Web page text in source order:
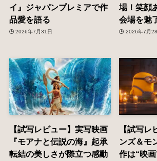
イ』ジャパンプレミアで作
品愛を語る
2026年7月31日
場！笑顔
会場を魅
2026年7月
【試写レビュー】実写映画
『モアナと伝説の海』起承
転結の美しさが際立つ感動
【試写レ
ンズ＆モ
作は“映